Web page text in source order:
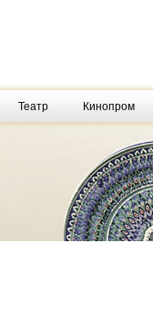
Театр Кинопром